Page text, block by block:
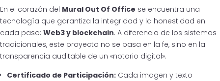
En el corazón del Mural Out Of Office se encuentra una
tecnología que garantiza la integridad y la honestidad en
cada paso: Web3 y blockchain. A diferencia de los sistemas
tradicionales, este proyecto no se basa en la fe, sino en la
transparencia auditable de un «notario digital».
Certificado de Participación: Cada imagen y texto